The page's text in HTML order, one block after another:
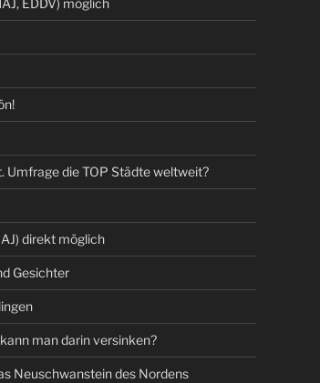
EDDV) möglich
Umfrage die TOP Städte weltweit?
direkt möglich
Gesichter
man darin versinken?
Neuschwanstein des Nordens